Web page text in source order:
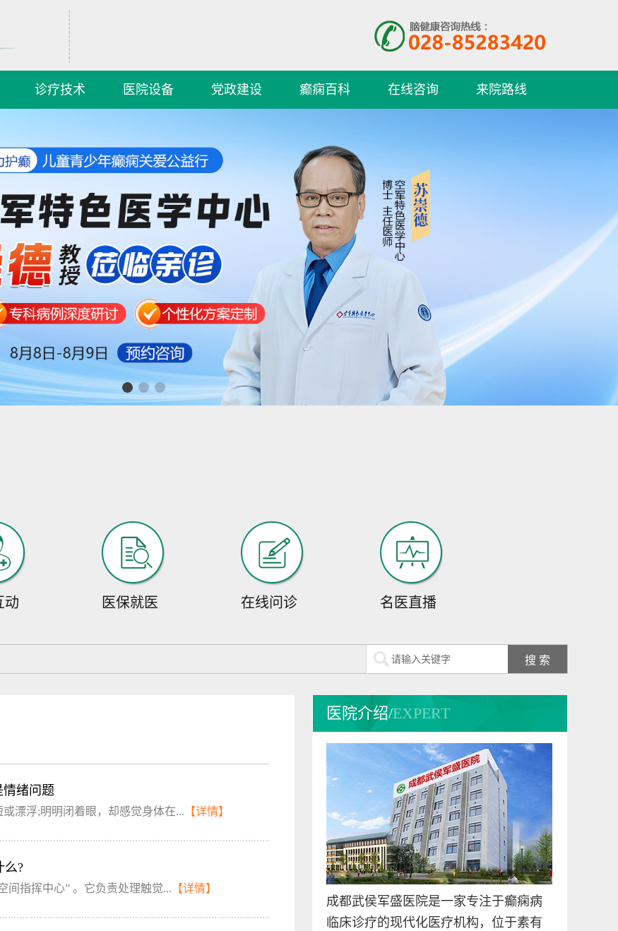
诊疗技术 医院设备 党政建设 癫痫百科 在线咨询 来院路线
动 医保就医 在线问诊 名医直播
绪问题
漂浮;明明闭着眼，却感觉身体在... 【详情】
么?
指挥中心” 。它负责处理触觉... 【详情】
医院介绍/EXPERT
成都武侯军盛医院是一家专注于癫痫病
临床诊疗的现代化医疗机构，位于素有
许冬梅
伍雪英
伍雪英，1990年毕业
于西藏民族学院临床
医学...
游高升
扎实的...[详细]
预约挂号 在线咨询
李恩
李恩医生，出生于
1976年，毕业于成都
中医药...[详细]
预约挂号 在线咨询